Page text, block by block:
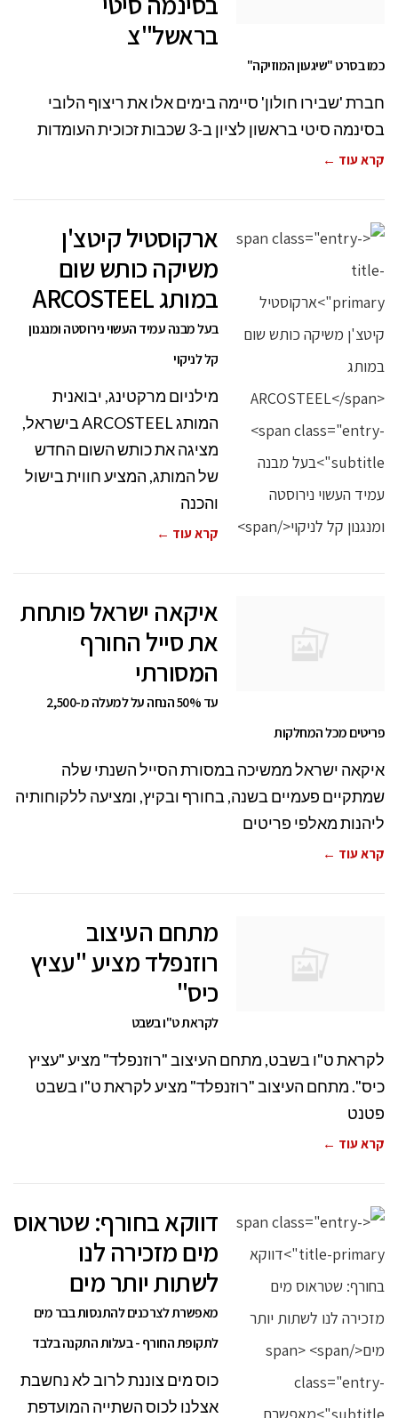
בראשל"צ
כמו בסרט "שיגעון המוזיקה"
חברת 'שבירו חולון' סיימה בימים אלו את ריצוף הלובי
בסינמה סיטי בראשון לציון ב-3 שכבות זכוכית העומדות
קרא עוד ←
ארקוסטיל קיטצ'ן
משיקה כותש שום
במותג ARCOSTEEL
בעל מבנה עמיד העשוי נירוסטה ומנגנון
קל לניקוי
מילניום מרקטינג, יבואנית
המותג ARCOSTEEL בישראל,
מציגה את כותש השום החדש
של המותג, המציע חווית בישול
והכנה
קרא עוד ←
איקאה ישראל פותחת
את סייל החורף
המסורתי
עד 50% הנחה על למעלה מ-2,500
פריטים מכל המחלקות
איקאה ישראל ממשיכה במסורת הסייל השנתי שלה
שמתקיים פעמיים בשנה, בחורף ובקיץ, ומציעה ללקוחותיה
ליהנות מאלפי פריטים
קרא עוד ←
מתחם העיצוב
רוזנפלד מציע "עציץ
כיס"
לקראת ט"ו בשבט
לקראת ט"ו בשבט, מתחם העיצוב "רוזנפלד" מציע "עציץ
כיס". מתחם העיצוב "רוזנפלד" מציע לקראת ט"ו בשבט
פטנט
קרא עוד ←
דווקא בחורף: שטראוס
מים מזכירה לנו
לשתות יותר מים
מאפשרת לצרכנים להתנסות בבר מים
לתקופת החורף - בעלות התקנה בלבד
כוס מים צוננת לרוב לא נחשבת
אצלנו לכוס השתייה המועדפת